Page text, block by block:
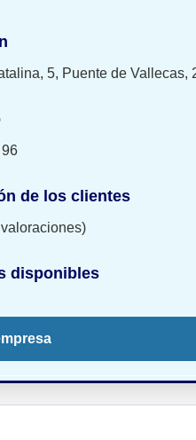
5, Puente de Vallecas,
de los clientes
disponibles